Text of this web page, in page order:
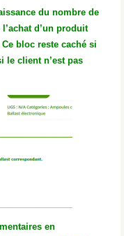
du nombre de
d’un produit
bloc reste caché si
le client n’est pas
en